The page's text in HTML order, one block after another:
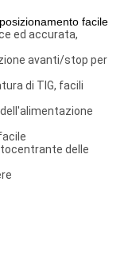
facile
ed accurata,
avanti/stop per
di TIG, facili
delle